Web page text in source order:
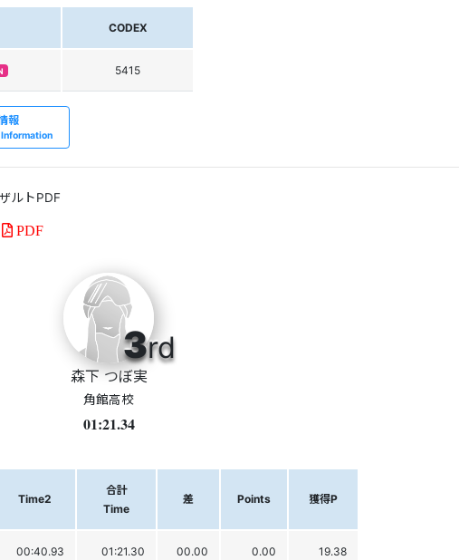
CODEX
5415
報
ルトPDF
PDF
3rd
森下 つぼ実
角館高校
01:21.34
Time2
合計
Time
差 Points 獲得P
00:40.93 01:21.30 00.00 0.00 19.38